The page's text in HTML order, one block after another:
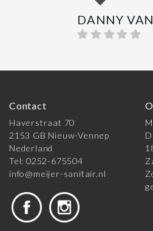
DANNY
Contact
Haverstraat 70
2153 GB Nieuw-Vennep
Nederland
Tel: 0252-675504
info@meijer-sanitair.nl